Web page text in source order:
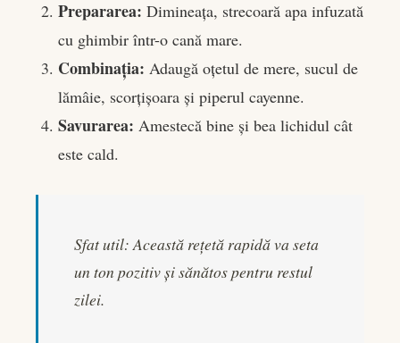
Prepararea: Dimineața, strecoară apa infuzată
cu ghimbir într-o cană mare.
Combinația: Adaugă oțetul de mere, sucul de
lămâie, scorțișoara și piperul cayenne.
Savurarea: Amestecă bine și bea lichidul cât
este cald.
Sfat util:Această rețetă rapidă va seta
un ton pozitiv și sănătos pentru restul
zilei.